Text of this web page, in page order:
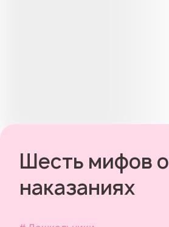
Шесть мифов о
наказаниях